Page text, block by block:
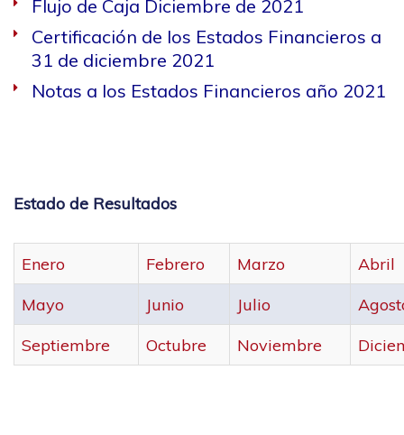
Flujo de Caja Diciembre de 2021
Certificación de los Estados Financieros a
31 de diciembre 2021
Notas a los Estados Financieros año 2021
Estado de Resultados
Enero Febrero Marzo
Abril
Mayo
Junio Julio
Septiembre
Octubre Noviembre